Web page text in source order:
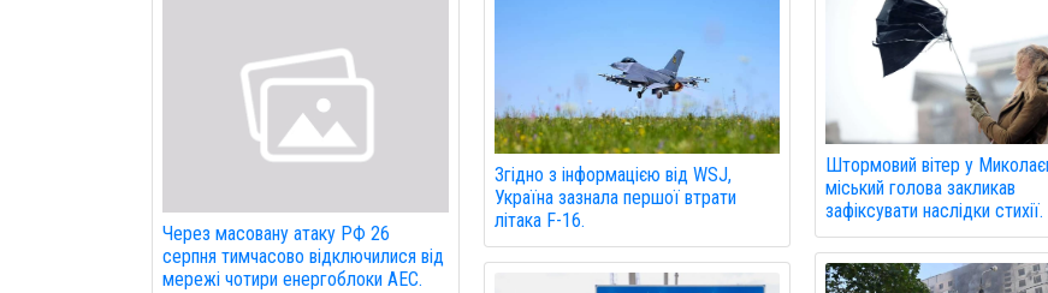
Через масовану атаку РФ 26
серпня тимчасово відключилися від
мережі чотири енергоблоки АЕС.
Згідно з інформацією від WSJ,
Україна зазнала першої втрати
літака F-16.
Штормовий вітер у
міський голова закликав
зафіксувати наслідки стихії.